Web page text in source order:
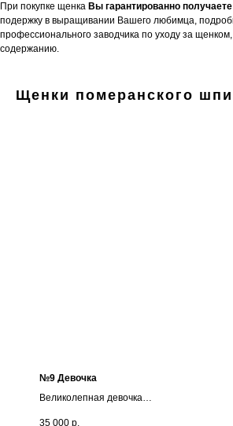
При покупке щенка Вы гарантированно
подержку в выращивании Вашего любимца,
профессионального заводчика по уходу за
содержанию.
Щенки померанского
№9 Девочка
Великолепная девочка
35 000 р.